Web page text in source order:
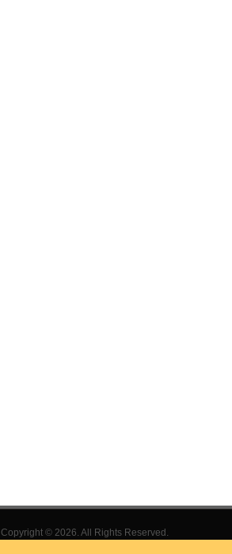
Copyright © 2026. All Rights Reserved.